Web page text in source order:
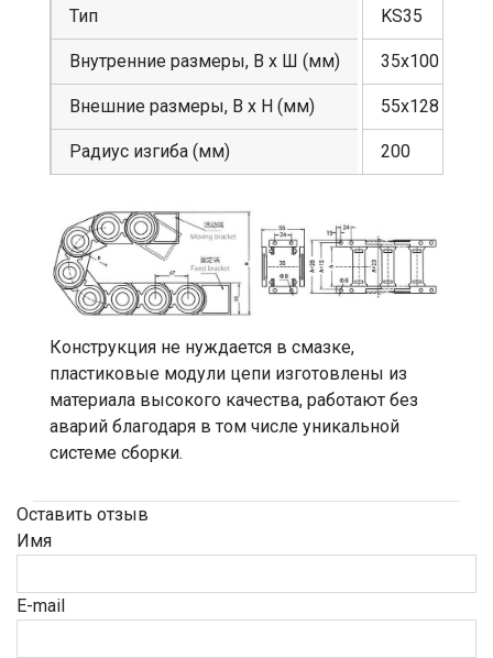
Тип
Внутренние размеры, В х Ш (мм)
Внешние размеры, В х Н (мм)
Радиус изгиба (мм)
KS35
35х100
55х128
200
Конструкция не нуждается в смазке,
пластиковые модули цепи изготовлены из
материала высокого качества, работают без
аварий благодаря в том числе уникальной
системе сборки.
Оставить отзыв
Имя
E-mail